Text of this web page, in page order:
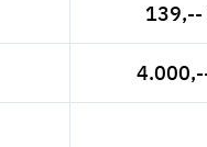
139,--